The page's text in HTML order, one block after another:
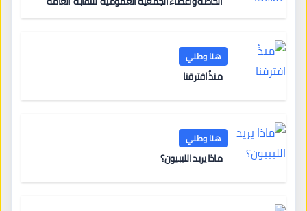
هنا وطني
منذُ افترقنا
هنا وطني
ماذا يريد الليبيون؟